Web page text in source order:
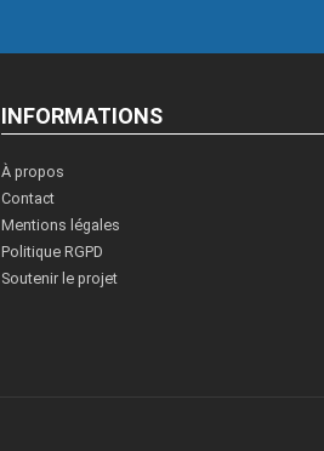
INFORMATIONS
À propos
Contact
Mentions légales
Politique RGPD
Soutenir le projet